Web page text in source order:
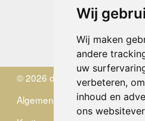
Wij
Wij maken
andere
uw
verbeteren,
inhoud en
ons
Donderdag
10.00 -
Vrijdag 10.00 -
Zaterdag
Zondag
© 2026 de Zwerver
Algemene Voorwaarden